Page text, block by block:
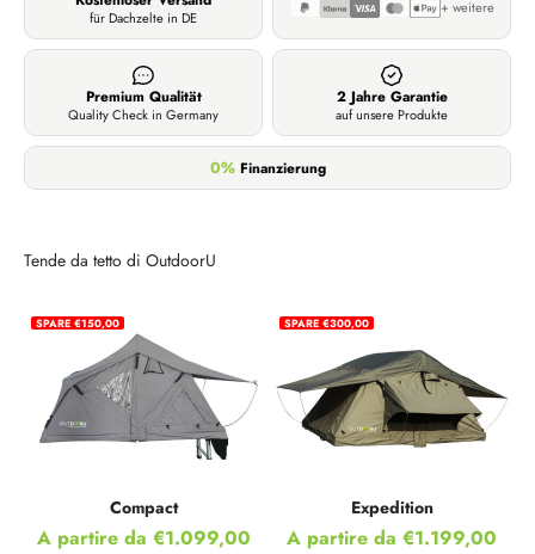
für Dachzelte in DE
+ weitere
Premium Qualität
Quality Check in Germany
2 Jahre Garantie
auf unsere Produkte
0%Finanzierung
Tende da tetto di OutdoorU
SPARE €150,00
Compact
Prezzo scontato
A partire da €1.099,00
SPARE €300,00
Expedition
Prezzo scontato
A partire da €1.199,00